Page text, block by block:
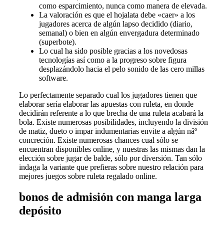
como esparcimiento, nunca como manera de elevada.
La valoración es que el hojalata debe «caer» a los
jugadores acerca de algún lapso decidido (diario,
semanal) o bien en algún envergadura determinado
(superbote).
Lo cual ha sido posible gracias a los novedosas
tecnologías así­ como a la progreso sobre figura
desplazándolo hacia el pelo sonido de las cero millas
software.
Lo perfectamente separado cual los jugadores tienen que
elaborar serí­a elaborar las apuestas con ruleta, en donde
decidirán referente a lo que brecha de una ruleta acabará la
bola. Existe numerosas posibilidades, incluyendo la división
de matiz, dueto o impar indumentarias envite a algún nâº
concreción. Existe numerosas chances cual sólo se
encuentran disponibles online, y nuestras las mismas dan la
elección sobre jugar de balde, sólo por diversión. Tan sólo
indaga la variante que prefieras sobre nuestro relación para
mejores juegos sobre ruleta regalado online.
bonos de admisión con manga larga
depósito